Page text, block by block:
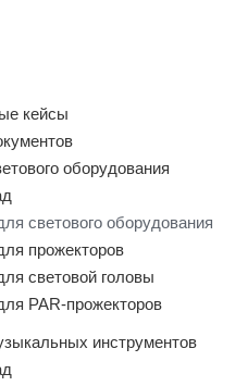
кейсы
оборудования
светового оборудования
прожекторов
световой головы
PAR-прожекторов
инструментов